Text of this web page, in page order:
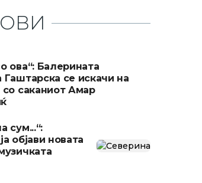
ова“: Балерината
Гаштарска се искачи на
со саканиот Амар
сум...“:
објави новата